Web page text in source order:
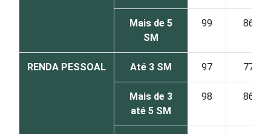
Mais de 5
SM
99 86
RENDA PESSOAL Até 3 SM 97 77
Mais de 3
até 5 SM
98 86